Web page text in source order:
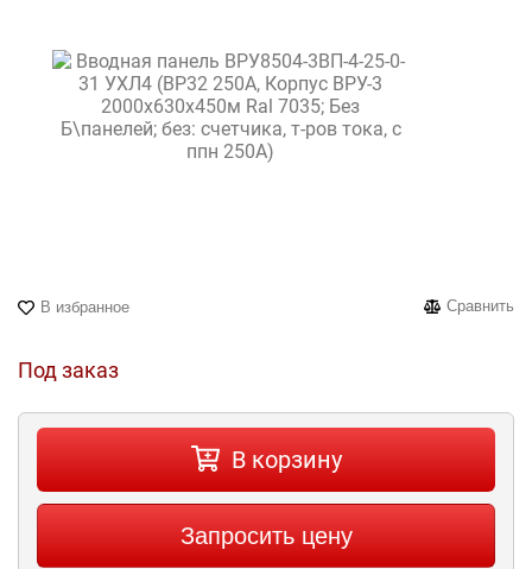
В избранное Сравнить
Под заказ
В корзину
Запросить цену